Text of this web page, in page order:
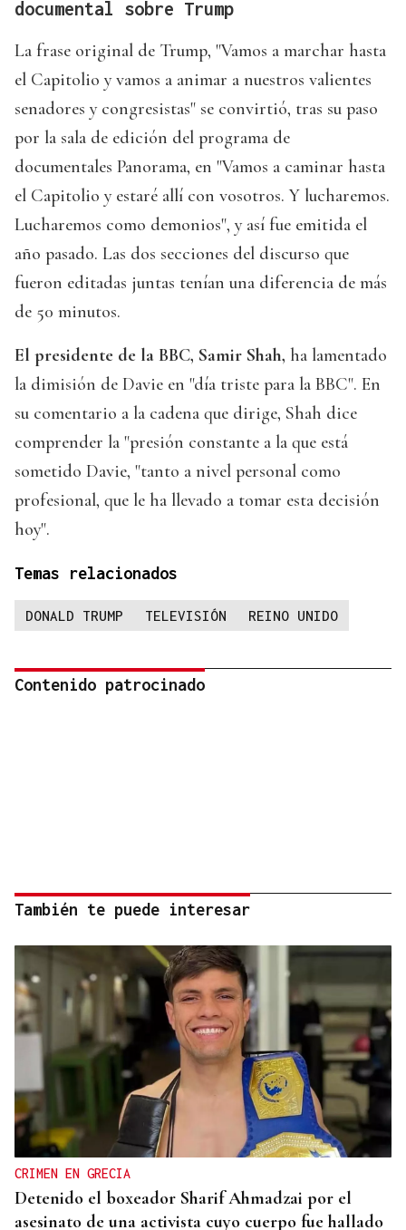
documental sobre Trump
La frase original de Trump, "Vamos a marchar hasta
el Capitolio y vamos a animar a nuestros valientes
senadores y congresistas" se convirtió, tras su paso
por la sala de edición del programa de
documentales Panorama, en "Vamos a caminar hasta
el Capitolio y estaré allí con vosotros. Y lucharemos.
Lucharemos como demonios", y así fue emitida el
año pasado. Las dos secciones del discurso que
fueron editadas juntas tenían una diferencia de más
de 50 minutos.
El presidente de la BBC, Samir Shah, ha lamentado
la dimisión de Davie en "día triste para la BBC". En
su comentario a la cadena que dirige, Shah dice
comprender la "presión constante a la que está
sometido Davie, "tanto a nivel personal como
profesional, que le ha llevado a tomar esta decisión
hoy".
Temas relacionados
DONALD TRUMP TELEVISIÓN REINO UNIDO
Contenido patrocinado
También te puede interesar
CRIMEN EN GRECIA
Detenido el boxeador Sharif Ahmadzai por el
asesinato de una activista cuyo cuerpo fue hallado